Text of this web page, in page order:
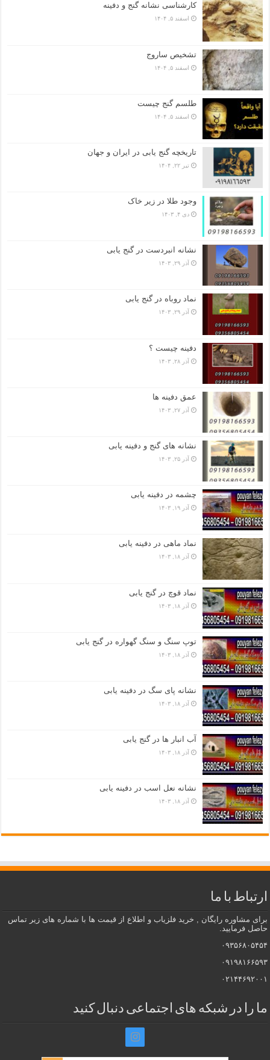
کارشناسی نشانه گنج و دفینه
اسفند ۵, ۱۴۰۴
تشخیص ساروج
اسفند ۵, ۱۴۰۴
طلسم گنج چیست
اسفند ۵, ۱۴۰۴
تاریخچه گنج‌ یابی در ایران و جهان
تیر ۲۲, ۱۴۰۴
وجود طلا در زیر خاک
دی ۴, ۱۴۰۳
نشانه انبردست در گنج یابی
آذر ۲۹, ۱۴۰۳
نماد روباه در گنج یابی
آذر ۲۹, ۱۴۰۳
دفینه چیست ؟
آذر ۲۸, ۱۴۰۳
عمق دفینه ها
آذر ۲۷, ۱۴۰۳
نشانه های گنج و دفینه یابی
آذر ۲۵, ۱۴۰۳
چشمه در دفینه یابی
آذر ۱۹, ۱۴۰۳
نماد ماهی در دفینه یابی
آذر ۱۸, ۱۴۰۳
نماد قوچ در گنج یابی
آذر ۱۸, ۱۴۰۳
توپ سنگ و سنگ گهواره در گنج یابی
آذر ۱۸, ۱۴۰۳
نشانه پای سگ در دفینه یابی
آذر ۱۸, ۱۴۰۳
آب انبار ها در گنج یابی
آذر ۱۸, ۱۴۰۳
نشانه نعل اسب در دفینه یابی
آذر ۱۸, ۱۴۰۳
ارتباط با ما
برای مشاوره رایگان , خرید فلزیاب و اطلاع از قیمت ها با شماره های زیر تماس
حاصل فرمایید.
۰۹۳۵۶۸۰۵۴۵۴
۰۹۱۹۸۱۶۶۵۹۳
۰۲۱۴۴۶۹۲۰۰۱
ما را در شبکه های اجتماعی دنبال کنید